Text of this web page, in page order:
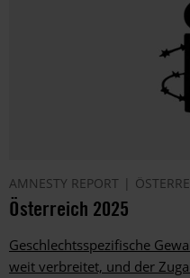
AMNESTY REPORT
Österreich 2025
Geschlechtsspezifische
weit verbreitet, und der